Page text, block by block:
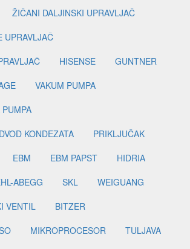
ŽIČANI DALJINSKI UPRAVLJAČ
UPRAVLJAČ
HISENSE
GUNTNER
VAKUM PUMPA
KONDEZATA
PRIKLJUČAK
EBM EBM PAPST
HIDRIA
ABEGG SKL
WEIGUANG
VENTIL
BITZER
MIKROPROCESOR
TULJAVA